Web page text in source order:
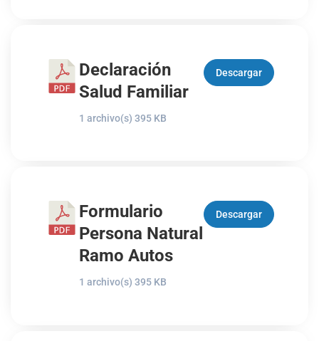
Declaración
Salud Familiar
1 archivo(s) 395 KB
Descargar
Formulario
Persona Natural
Ramo Autos
1 archivo(s) 395 KB
Descargar